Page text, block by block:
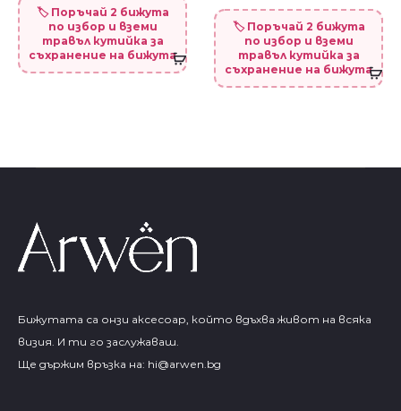
🏷️ Поръчай 2 бижута
по избор и вземи
травъл кутийка за
съхранение на бижута
🏷️ Поръчай 2 бижута
по избор и вземи
травъл кутийка за
съхранение на бижута
Бижутата са онзи аксесоар, който вдъхва живот на всяка
визия. И ти го заслужаваш.
Ще държим връзка на: hi@arwen.bg